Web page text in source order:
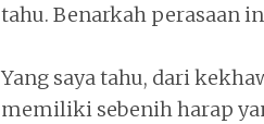
tahu. Benarkah perasaan
Yang saya tahu, dari
memiliki sebenih harap